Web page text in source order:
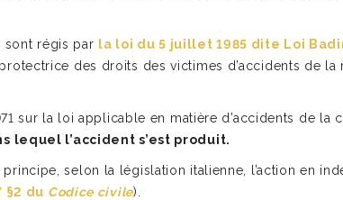
sont régis par la loi du 5 juillet 1985 dite Loi
des droits des victimes d’accidents de
sur la loi applicable en matière d’accidents de
lequel l’accident s’est produit.
selon la législation italienne, l’action en
§2 du Codice civile).